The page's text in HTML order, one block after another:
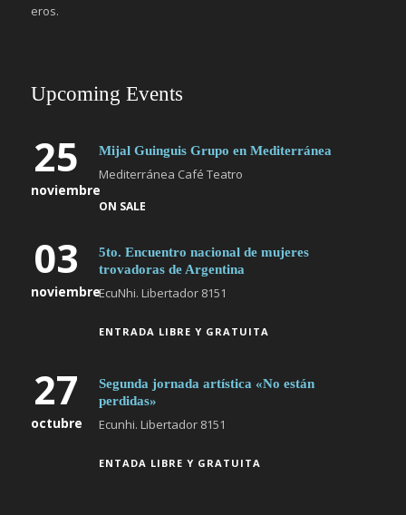
eros.
Upcoming Events
25
noviembre
Mijal Guinguis Grupo en Mediterránea
Mediterránea Café Teatro
ON SALE
03
noviembre
5to. Encuentro nacional de mujeres
trovadoras de Argentina
EcuNhi. Libertador 8151
ENTRADA LIBRE Y GRATUITA
27
octubre
Segunda jornada artística «No están
perdidas»
Ecunhi. Libertador 8151
ENTADA LIBRE Y GRATUITA